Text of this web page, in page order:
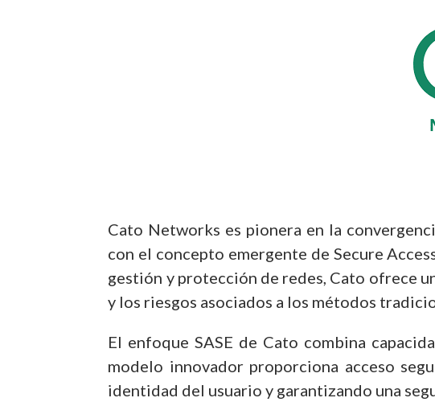
Cato Networks es pionera en la
con el concepto emergente de Secure
gestión y protección de redes, Cato ofrece
y los riesgos asociados a los métodos
El enfoque SASE de Cato combina
modelo innovador proporciona acceso
identidad del usuario y garantizando una